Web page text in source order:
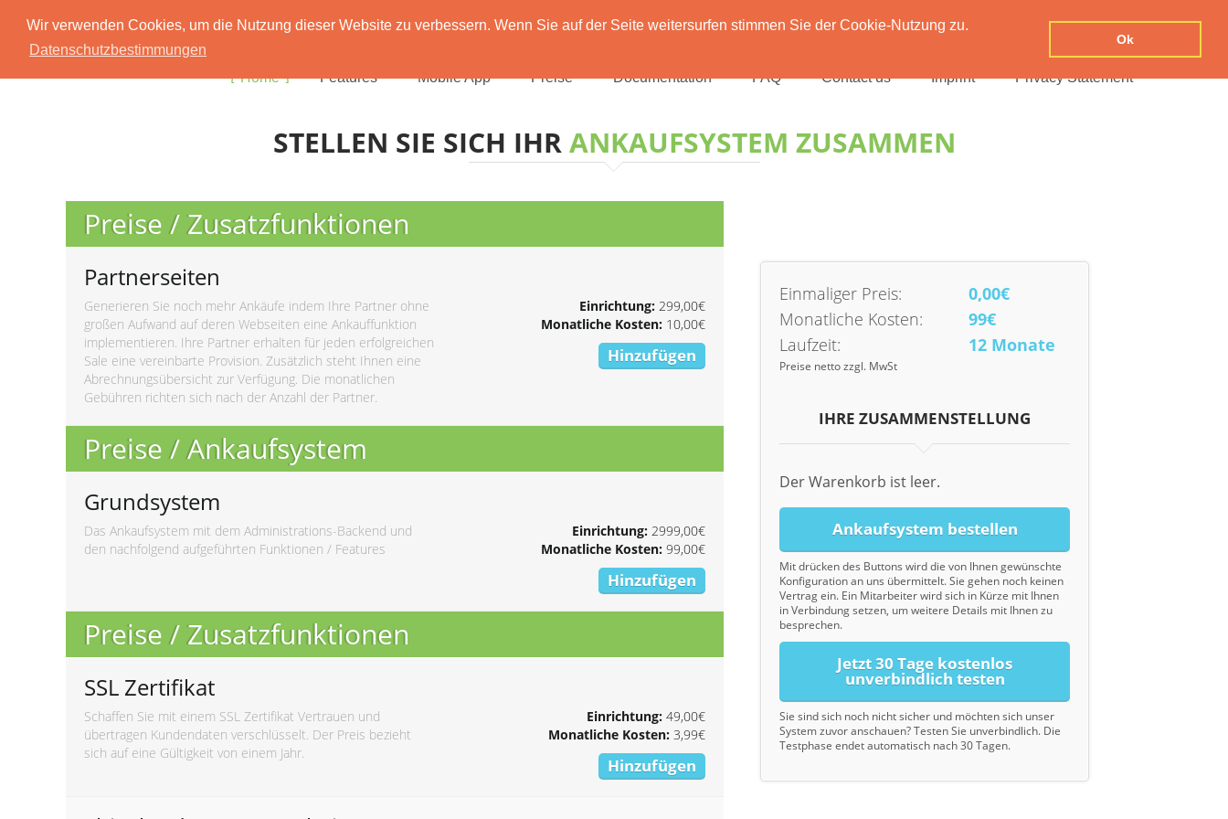
Wir verwenden Cookies, um die Nutzung dieser Website zu verbessern. Wenn Sie auf der Seite weitersurfen stimmen Sie der Cookie-Nutzung zu.
Datenschutzbestimmungen
Ok
Home Features Mobile App Preise Documentation FAQ Contact us Imprint Privacy Statement
STELLEN SIE SICH IHRANKAUFSYSTEM ZUSAMMEN
Preise / Zusatzfunktionen
Partnerseiten
Generieren Sie noch mehr Ankäufe indem Ihre Partner ohne
großen Aufwand auf deren Webseiten eine Ankauffunktion
implementieren. Ihre Partner erhalten für jeden erfolgreichen
Sale eine vereinbarte Provision. Zusätzlich steht Ihnen eine
Abrechnungsübersicht zur Verfügung. Die monatlichen
Gebühren richten sich nach der Anzahl der Partner.
Einrichtung:299,00€
Monatliche Kosten:10,00€
Hinzufügen
Preise / Ankaufsystem
Grundsystem
Das Ankaufsystem mit dem Administrations-Backend und
den nachfolgend aufgeführten Funktionen / Features
Einrichtung:2999,00€
Monatliche Kosten:99,00€
Hinzufügen
Preise / Zusatzfunktionen
SSL Zertifikat
Schaffen Sie mit einem SSL Zertifikat Vertrauen und
übertragen Kundendaten verschlüsselt. Der Preis bezieht
sich auf eine Gültigkeit von einem Jahr.
Einrichtung:49,00€
Monatliche Kosten:3,99€
Hinzufügen
Einmaliger Preis:
0,00€
Monatliche Kosten:
99€
Laufzeit:
12 Monate
Preise netto zzgl. MwSt
IHRE ZUSAMMENSTELLUNG
Der Warenkorb ist leer.
Ankaufsystem bestellen
Mit drücken des Buttons wird die von Ihnen gewünschte
Konfiguration an uns übermittelt. Sie gehen noch keinen
Vertrag ein. Ein Mitarbeiter wird sich in Kürze mit Ihnen
in Verbindung setzen, um weitere Details mit Ihnen zu
besprechen.
Jetzt 30 Tage kostenlos
unverbindlich testen
Sie sind sich noch nicht sicher und möchten sich unser
System zuvor anschauen? Testen Sie unverbindlich. Die
Testphase endet automatisch nach 30 Tagen.